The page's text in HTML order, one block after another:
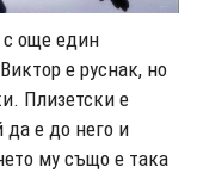
с още един
е руснак, но
Плизетски е
да е до него и
му също е така